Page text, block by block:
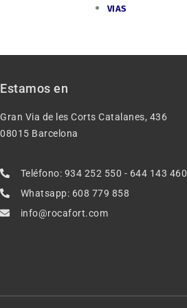
VIAS
Estamos en
Gran Via de les Corts Catalanes, 436
08015 Barcelona
Teléfono: 934 252 550 - 644 143 460
Whatsapp: 608 779 858
info@rocafort.com